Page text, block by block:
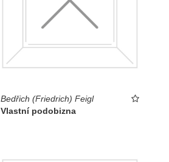
Bedřich (Friedrich) Feigl
Vlastní podobizna